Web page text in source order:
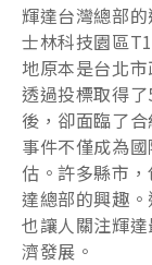
輝達台灣總部
士林科技園區
地原本是台北
透過投標取得
後，卻面臨了
事件不僅成為
估。許多縣市
達總部的興趣
也讓人關注輝
濟發展。